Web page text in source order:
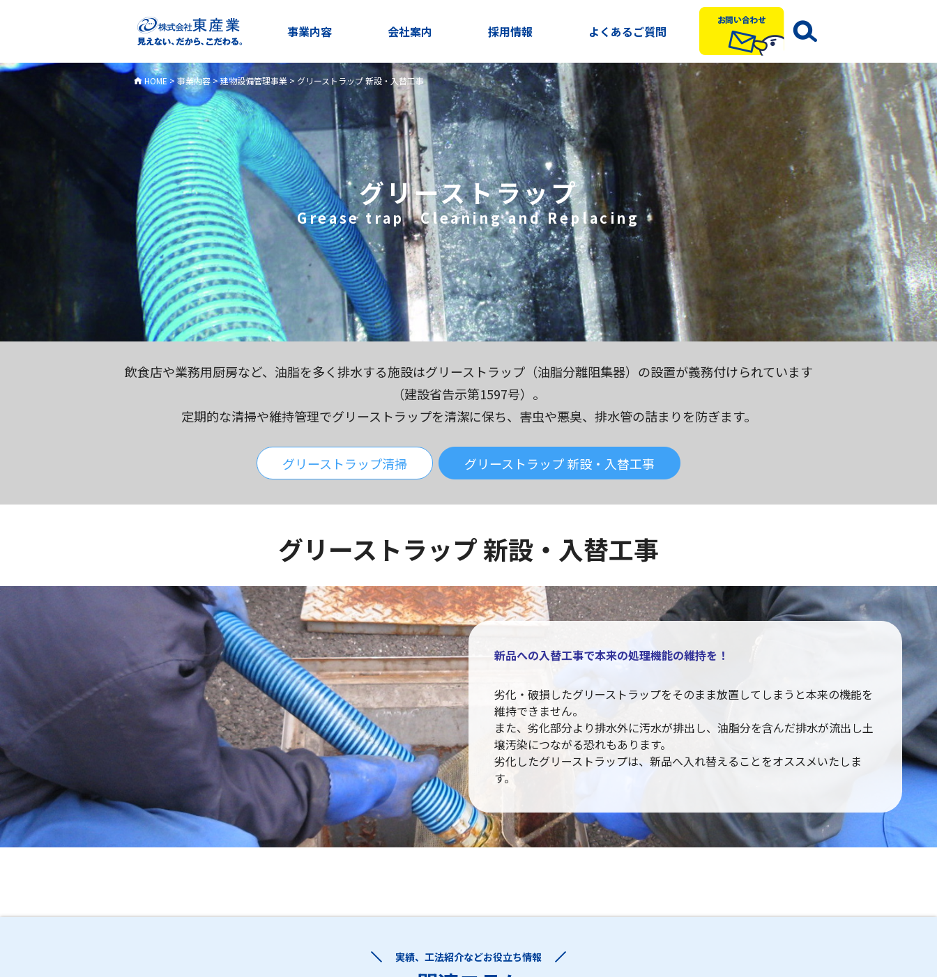
事業内容 会社案内 採用情報 よくあるご質問
HOME>事業内容>建物設備管理事業 > グリーストラップ 新設・入替工事
グリーストラップ
Grease trap Cleaning and Replacing
飲食店や業務用厨房など、油脂を多く排水する施設はグリーストラップ（油脂分離阻集器）の設置が義務付けられています
（建設省告示第1597号）。
定期的な清掃や維持管理でグリーストラップを清潔に保ち、害虫や悪臭、排水管の詰まりを防ぎます。
グリーストラップ清掃 グリーストラップ 新設・入替工事
グリーストラップ 新設・入替工事
新品への入替工事で本来の処理機能の維持を！
劣化・破損したグリーストラップをそのまま放置してしまうと本来の機能を
維持できません。
また、劣化部分より排水外に汚水が排出し、油脂分を含んだ排水が流出し土
壌汚染につながる恐れもあります。
劣化したグリーストラップは、新品へ入れ替えることをオススメいたしま
す。
実績、工法紹介などお役立ち情報